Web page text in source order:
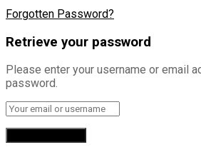
Forgotten Password?
Retrieve your password
Please enter your username or email
password.